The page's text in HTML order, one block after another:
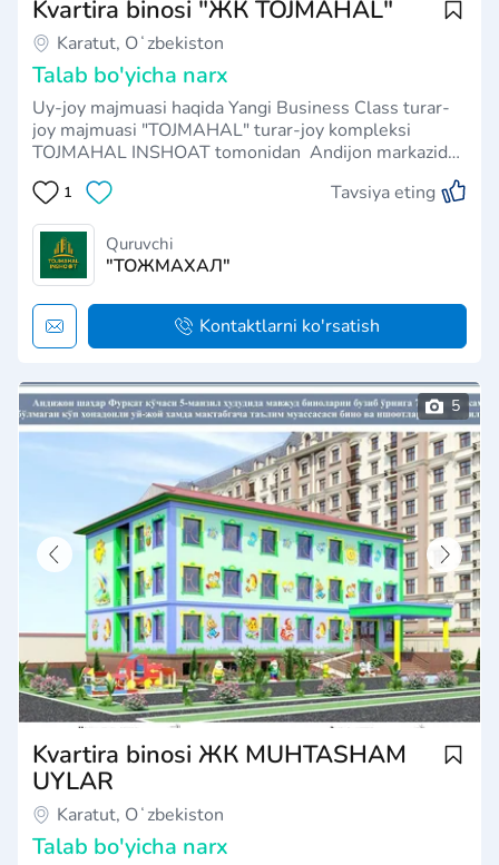
Kvartira binosi "ЖК TOJMAHAL"
Karatut, Oʻzbekiston
Talab bo'yicha narx
Uy-joy majmuasi haqida Yangi Business Class turar-
joy majmuasi "TOJMAHAL" turar-joy kompleksi
TOJMAHAL INSHOAT tomonidan Andijon markazida
qurilgan. Poydevori ishonchli sakkiz qavatli binolar
ilg‘or texnologiyalar va sifatli materiallardan
1 Tavsiya eting
Quruvchi
"ТОЖМАХАЛ"
Kontaktlarni ko'rsatish
Kvartira binosi ЖК MUHTASHAM
UYLAR
Karatut, Oʻzbekiston
Talab bo'yicha narx